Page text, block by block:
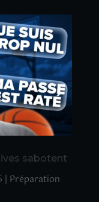
sabotent
| Préparation